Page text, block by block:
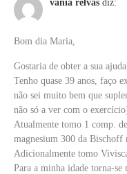
Bom dia Maria,
Gostaria de obter a sua
Tenho quase 39 anos, faço
não sei muito bem que
não só a ver com o
Atualmente tomo 1 comp.
magnesium 300 da Bischoff
Adicionalmente tomo
Para a minha idade torna-se